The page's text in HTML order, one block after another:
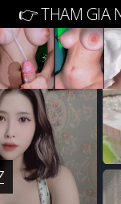
👉 THAM GIA